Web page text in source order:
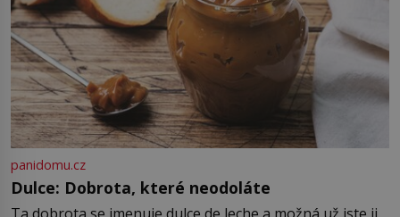
panidomu.cz
Dulce: Dobrota, které neodoláte